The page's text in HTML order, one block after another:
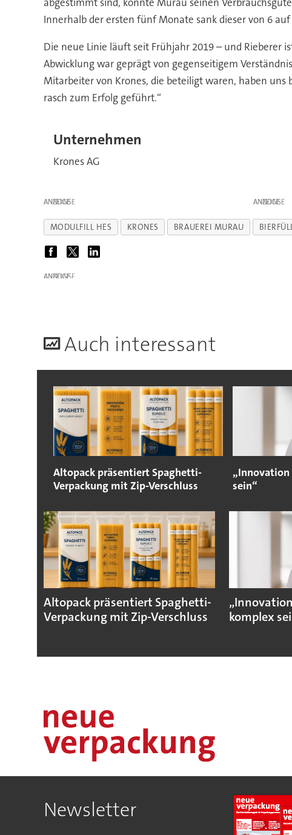
Innerhalb der ersten fünf Monate sank dieser von 6
Die neue Linie läuft seit Frühjahr 2019 – und Rieberer
Abwicklung war geprägt von gegenseitigem
Mitarbeiter von Krones, die beteiligt waren, haben
rasch zum Erfolg geführt.“
Unternehmen
Krones AG
ANZEIGE ANZEIGE
MODULFILL HES KRONES BRAUEREI MURAU
ANZEIGE
Auch interessant
Altopack präsentiert Spaghetti-
Verpackung mit Zip-Verschluss
sein“
Altopack präsentiert Spaghetti-
Verpackung mit Zip-Verschluss
komplex
Newsletter